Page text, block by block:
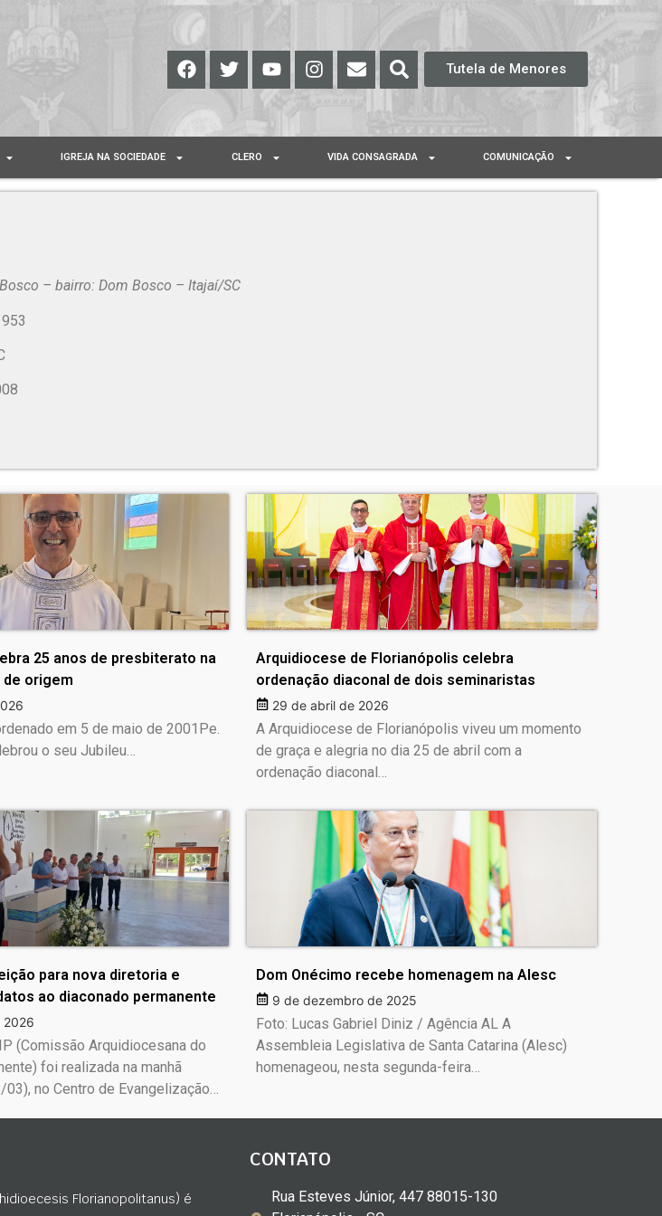
Tutela de Menores
IGREJA NA SOCIEDADE CLERO VIDA CONSAGRADA COMUNICAÇÃO
– bairro: Dom Bosco – Itajaí/SC
25 anos de presbiterato na
de origem
em 5 de maio de 2001Pe.
o seu Jubileu…
Arquidiocese de Florianópolis celebra
ordenação diaconal de dois seminaristas
29 de abril de 2026
A Arquidiocese de Florianópolis viveu um momento
de graça e alegria no dia 25 de abril com a
ordenação diaconal…
para nova diretoria e
ao diaconado permanente
2026
(Comissão Arquidiocesana do
foi realizada na manhã
no Centro de Evangelização…
Dom Onécimo recebe homenagem na Alesc
9 de dezembro de 2025
Foto: Lucas Gabriel Diniz / Agência AL A
Assembleia Legislativa de Santa Catarina (Alesc)
homenageou, nesta segunda-feira…
Florianopolitanus) é
CONTATO
Rua Esteves Júnior, 447 88015-130